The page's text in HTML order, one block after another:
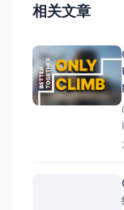
相关文章